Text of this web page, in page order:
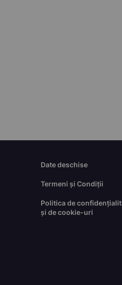
Date deschise
Termeni și Condiții
Politica de
și de cookie-uri